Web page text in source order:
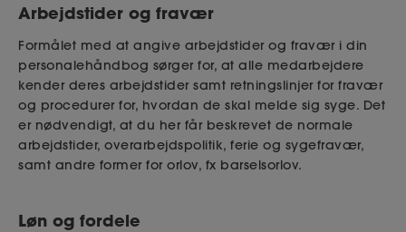
Arbejdstider og fravær
Formålet med at angive arbejdstider og fravær i din
personalehåndbog sørger for, at alle medarbejdere
kender deres arbejdstider samt retningslinjer for fravær
og procedurer for, hvordan de skal melde sig syge. Det
er nødvendigt, at du her får beskrevet de normale
arbejdstider, overarbejdspolitik, ferie og sygefravær,
samt andre former for orlov, fx barselsorlov.
Løn og fordele